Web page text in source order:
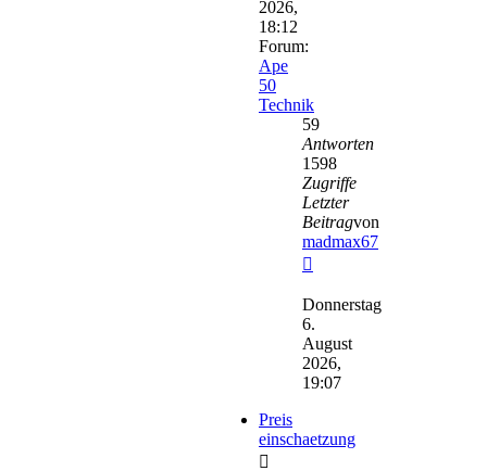
2026,
18:12
Forum:
Ape
50
Technik
59
Antworten
1598
Zugriffe
Letzter
Beitragvon
madmax67
Beitrag
Donnerstag
6.
August
2026,
19:07
Preis
einschaetzung